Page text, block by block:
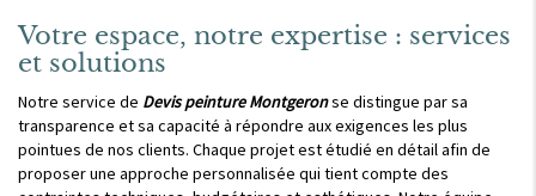
Votre espace, notre expertise : services
et solutions
Notre service de Devis peinture Montgeronse distingue par sa
transparence et sa capacité à répondre aux exigences les plus
pointues de nos clients. Chaque projet est étudié en détail afin de
proposer une approche personnalisée qui tient compte des